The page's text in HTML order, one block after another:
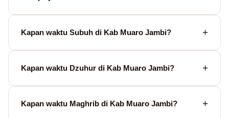
Kapan waktu Subuh di Kab Muaro Jambi?
Kapan waktu Dzuhur di Kab Muaro Jambi?
Kapan waktu Maghrib di Kab Muaro Jambi?